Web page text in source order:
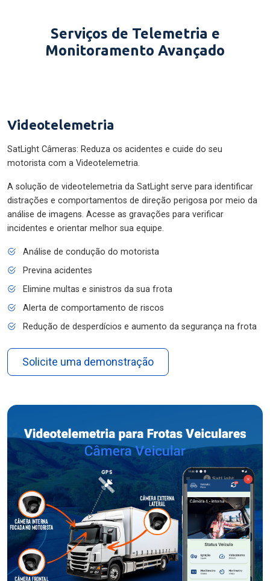
Serviços de Telemetria e
Monitoramento Avançado
Videotelemetria
SatLight Câmeras: Reduza os acidentes e cuide do seu
motorista com a Videotelemetria.
A solução de videotelemetria da SatLight serve para identificar
distrações e comportamentos de direção perigosa por meio da
análise de imagens. Acesse as gravações para verificar
incidentes e orientar melhor sua equipe.
Análise de condução do motorista
Previna acidentes
Elimine multas e sinistros da sua frota
Alerta de comportamento de riscos
Redução de desperdícios e aumento da segurança na frota
Solicite uma demonstração